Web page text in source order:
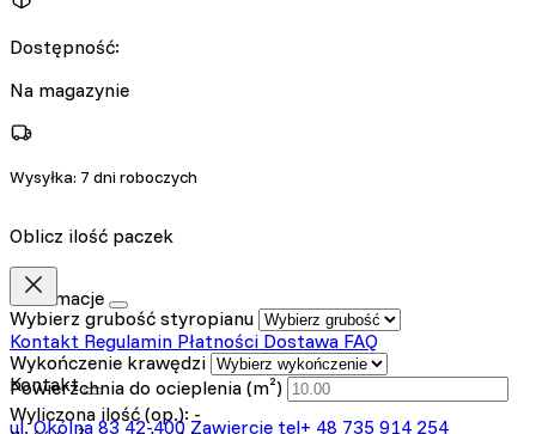
Dostępność:
Na magazynie
Wysyłka: 7 dni roboczych
Oblicz ilość paczek
Wybierz grubość styropianu
Wykończenie krawędzi
Powierzchnia do ocieplenia (m²)
Wyliczona ilość (op.): -
Informacje
Kontakt Regulamin Płatności Dostawa FAQ
Kontakt
ul. Okólna 8342-400 Zawiercie tel+ 48 735 914 254